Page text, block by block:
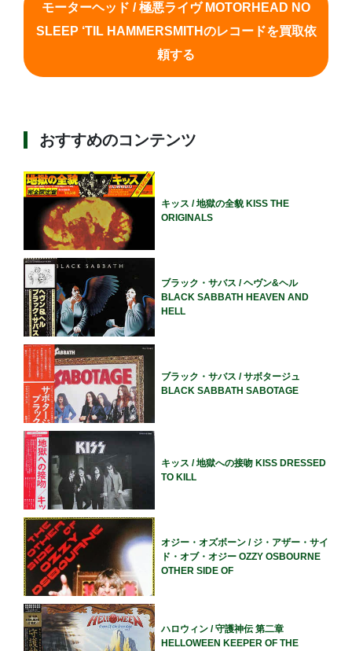
モーターヘッド / 極悪ライヴ MOTORHEAD NO
SLEEP ‘TIL HAMMERSMITHのレコードを買取依
頼する
おすすめのコンテンツ
キッス / 地獄の全貌 KISS THE
ORIGINALS
ブラック・サバス / ヘヴン&ヘル
BLACK SABBATH HEAVEN AND
HELL
ブラック・サバス / サボタージュ
BLACK SABBATH SABOTAGE
キッス / 地獄への接吻 KISS DRESSED
TO KILL
オジー・オズボーン / ジ・アザー・サイ
ド・オブ・オジー OZZY OSBOURNE
OTHER SIDE OF
ハロウィン / 守護神伝 第二章
HELLOWEEN KEEPER OF THE